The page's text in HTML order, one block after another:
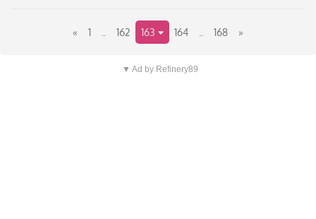
« 1 162 163 164 168 »
▼ Ad by Refinery89